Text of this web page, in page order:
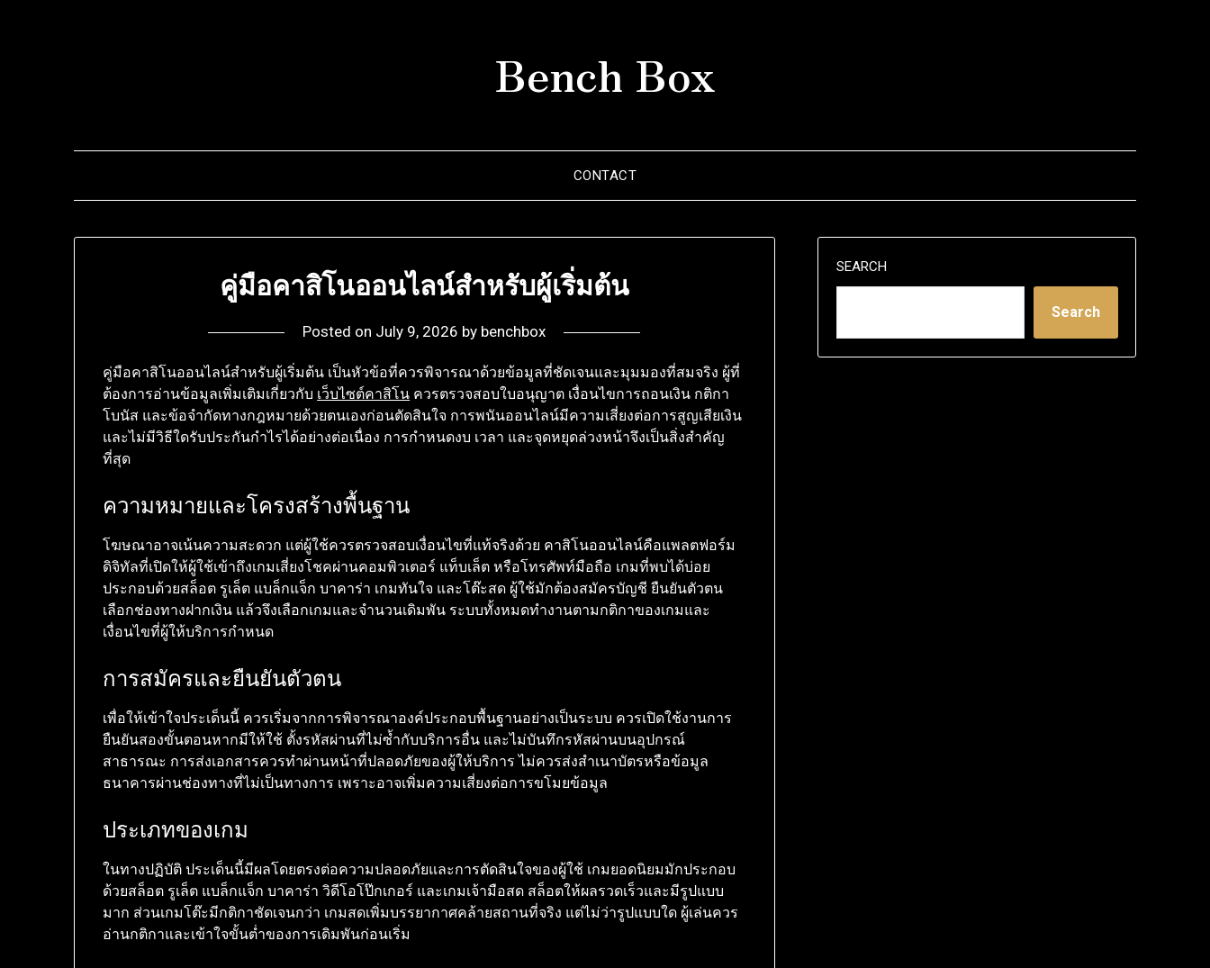
Bench Box
CONTACT
คู่มือคาสิโนออนไลน์สำหรับผู้เริ่มต้น
Posted on July 9, 2026 by benchbox
คู่มือคาสิโนออนไลน์สำหรับผู้เริ่มต้น เป็นหัวข้อที่ควรพิจารณาด้วยข้อมูลที่ชัดเจนและมุมมองที่สมจริง ผู้ที่
ต้องการอ่านข้อมูลเพิ่มเติมเกี่ยวกับ เว็บไซต์คาสิโน ควรตรวจสอบใบอนุญาต เงื่อนไขการถอนเงิน กติกา
โบนัส และข้อจำกัดทางกฎหมายด้วยตนเองก่อนตัดสินใจ การพนันออนไลน์มีความเสี่ยงต่อการสูญเสียเงิน
และไม่มีวิธีใดรับประกันกำไรได้อย่างต่อเนื่อง การกำหนดงบ เวลา และจุดหยุดล่วงหน้าจึงเป็นสิ่งสำคัญ
ที่สุด
ความหมายและโครงสร้างพื้นฐาน
โฆษณาอาจเน้นความสะดวก แต่ผู้ใช้ควรตรวจสอบเงื่อนไขที่แท้จริงด้วย คาสิโนออนไลน์คือแพลตฟอร์ม
ดิจิทัลที่เปิดให้ผู้ใช้เข้าถึงเกมเสี่ยงโชคผ่านคอมพิวเตอร์ แท็บเล็ต หรือโทรศัพท์มือถือ เกมที่พบได้บ่อย
ประกอบด้วยสล็อต รูเล็ต แบล็กแจ็ก บาคาร่า เกมทันใจ และโต๊ะสด ผู้ใช้มักต้องสมัครบัญชี ยืนยันตัวตน
เลือกช่องทางฝากเงิน แล้วจึงเลือกเกมและจำนวนเดิมพัน ระบบทั้งหมดทำงานตามกติกาของเกมและ
เงื่อนไขที่ผู้ให้บริการกำหนด
การสมัครและยืนยันตัวตน
เพื่อให้เข้าใจประเด็นนี้ ควรเริ่มจากการพิจารณาองค์ประกอบพื้นฐานอย่างเป็นระบบ ควรเปิดใช้งานการ
ยืนยันสองขั้นตอนหากมีให้ใช้ ตั้งรหัสผ่านที่ไม่ซ้ำกับบริการอื่น และไม่บันทึกรหัสผ่านบนอุปกรณ์
สาธารณะ การส่งเอกสารควรทำผ่านหน้าที่ปลอดภัยของผู้ให้บริการ ไม่ควรส่งสำเนาบัตรหรือข้อมูล
ธนาคารผ่านช่องทางที่ไม่เป็นทางการ เพราะอาจเพิ่มความเสี่ยงต่อการขโมยข้อมูล
ประเภทของเกม
ในทางปฏิบัติ ประเด็นนี้มีผลโดยตรงต่อความปลอดภัยและการตัดสินใจของผู้ใช้ เกมยอดนิยมมักประกอบ
ด้วยสล็อต รูเล็ต แบล็กแจ็ก บาคาร่า วิดีโอโป๊กเกอร์ และเกมเจ้ามือสด สล็อตให้ผลรวดเร็วและมีรูปแบบ
มาก ส่วนเกมโต๊ะมีกติกาชัดเจนกว่า เกมสดเพิ่มบรรยากาศคล้ายสถานที่จริง แต่ไม่ว่ารูปแบบใด ผู้เล่นควร
อ่านกติกาและเข้าใจขั้นต่ำของการเดิมพันก่อนเริ่ม
SEARCH
Search